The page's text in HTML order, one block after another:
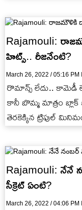
Rajamouli:
హిట్స్.. రీజనేంటి?
March 26, 2022 / 05:16 PM
రొమాన్స్ లేదు.. కామెడీ
కానీ బొమ్మ మాత్రం
తెరకెక్కిన ట్రిపుల్
Rajamouli: నేనే
సీక్రెట్ ఏంటి?
March 26, 2022 / 04:06 PM